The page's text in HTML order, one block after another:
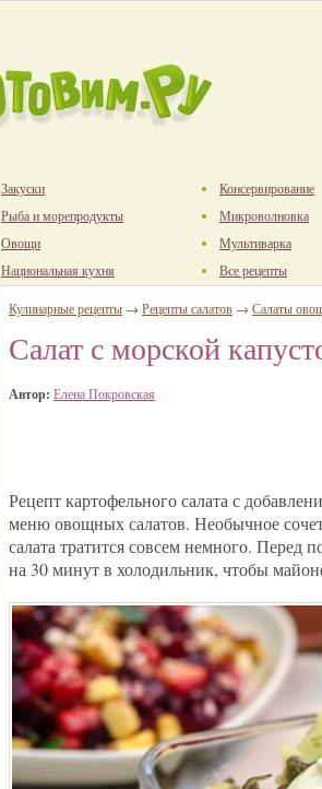
Закуски
Рыба и морепродукты
Овощи
Национальная кухня
Консервирование
Микроволновка
Мультиварка
Все рецепты
Кулинарные рецепты → Рецепты салатов → Салаты
Салат с морской
Автор: Елена Покровская
Рецепт картофельного салата с
меню овощных салатов. Необычное
салата тратится совсем немного. Перед
на 30 минут в холодильник, чтобы